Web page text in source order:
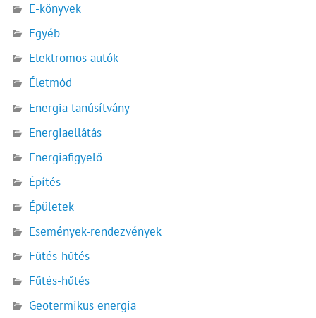
E-könyvek
Egyéb
Elektromos autók
Életmód
Energia tanúsítvány
Energiaellátás
Energiafigyelő
Építés
Épületek
Események-rendezvények
Fűtés-hűtés
Fűtés-hűtés
Geotermikus energia